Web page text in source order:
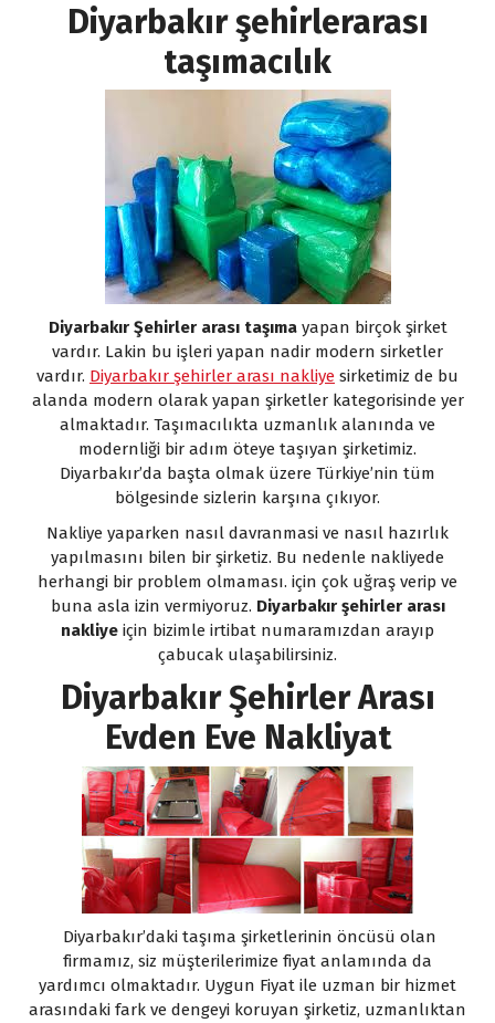
Diyarbakır şehirlerarası
taşımacılık
Diyarbakır Şehirler arası taşımayapan birçok şirket
vardır. Lakin bu işleri yapan nadir modern sirketler
vardır. Diyarbakır şehirler arası nakliye sirketimiz de bu
alanda modern olarak yapan şirketler kategorisinde yer
almaktadır. Taşımacılıkta uzmanlık alanında ve
modernliği bir adım öteye taşıyan şirketimiz.
Diyarbakır’da başta olmak üzere Türkiye’nin tüm
bölgesinde sizlerin karşına çıkıyor.
Nakliye yaparken nasıl davranmasi ve nasıl hazırlık
yapılmasını bilen bir şirketiz. Bu nedenle nakliyede
herhangi bir problem olmaması. için çok uğraş verip ve
buna asla izin vermiyoruz. Diyarbakır şehirler arası
nakliye için bizimle irtibat numaramızdan arayıp
çabucak ulaşabilirsiniz.
Diyarbakır Şehirler Arası
Evden Eve Nakliyat
Diyarbakır’daki taşıma şirketlerinin öncüsü olan
firmamız, siz müşterilerimize fiyat anlamında da
yardımcı olmaktadır. Uygun Fiyat ile uzman bir hizmet
arasındaki fark ve dengeyi koruyan şirketiz, uzmanlıktan